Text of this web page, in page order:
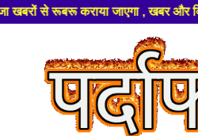
, खबर और विज्ञापन के लिए संपर्क
content